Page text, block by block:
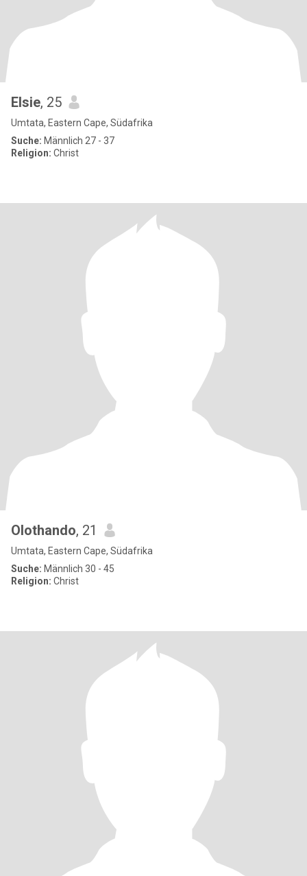
Elsie, 25
Umtata, Eastern Cape, Südafrika
Suche: Männlich 27 - 37
Religion: Christ
Olothando, 21
Umtata, Eastern Cape, Südafrika
Suche: Männlich 30 - 45
Religion: Christ